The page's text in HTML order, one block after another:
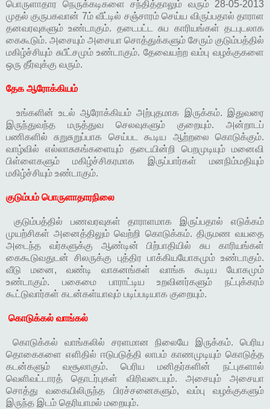
பொருளாதார நெருக்கடிகளை சந்தித்தாலும் வரும் 28-05-2013
முதல் குருபகவான் 7ம் வீட்டில் சஞ்சாரம் செய்ய விருப்பதால் தாராள
தனவரவுகளும் உண்டாகும். தடைபட்ட சுப காரியங்கள் தடபுடலாக
கைகூடும். அசையும் அசையா சொத்துக்களும் சேரும் குடும்பத்தில்
மகிழ்ச்சியும் சுபீட்சமும் உண்டாகும். தேவையற்ற வம்பு வழக்குகளை
ஒரு தீர்வுக்கு வரும்.
தேக ஆரோக்கியம்
உங்களின் உடல் ஆரோக்கியம் அற்புதமாக இருக்கம். இதுவரை
இருந்துவந்த மருத்துவ செலவுகளும் குறையும். அன்றாடப்
பணிகளில் சுறுசுறுப்பாக செய்பட கூடிய ஆற்றலை கொடுக்கும்.
வாழ்வில் எல்லாசுகங்களையும் தடையின்றி பெறமுடியும் மனைவி
பிள்ளைகளும் மகிழ்ச்சிகரமாக இருப்பார்கள் மனநிம்மதியும்
மகிழ்ச்சியும் உண்டாகும்.
குடும்பம் பொருளாதாரநிலை
குடும்பத்தில் பணவரவுகள் தாராளமாக இருப்பதால் எடுக்கம்
முயற்சிகள் அனைத்திலும் வெற்றி கொடுக்கம். திருமண வயதை
அடைந்த வர்களுக்கு ஆண்டின் பிற்பாதியில் சுப காரியங்கள்
கைகூடுவதுடன் சிலருக்கு புத்திர பாக்கியயோகமும் உண்டாகும்.
வீடு மனை, வண்டி வாகனங்கள் வாங்க கூடிய யோகமும்
உண்டாகும். பகைமை பாராட்டிய உறவினர்களும் நட்புக்கரம்
கூட்டுவார்கள் கடன்கள்யாவும் படிப்படியாக குறையும்.
கொடுக்கல் வாங்கல்
கொடுக்கல் வாங்கலில் சரளமான நிலையே இருக்கம். பெரிய
தொகைகளை எளிதில் ஈடுபடுத்தி லாபம் காணமுடியும் கொடுத்த
கடன்களும் வசூலாகும். பெரிய மனிதர்களின் நட்புகளால்
வெளிவட்டாரத் தொடர்புகள் விரிவடையும். அசையும் அசையா
சொத்து வகையிலிருந்த பிரச்சனைகளும், வம்பு வழக்குகளும்
இருந்த இடம் தெரியாமல் மறையும்.